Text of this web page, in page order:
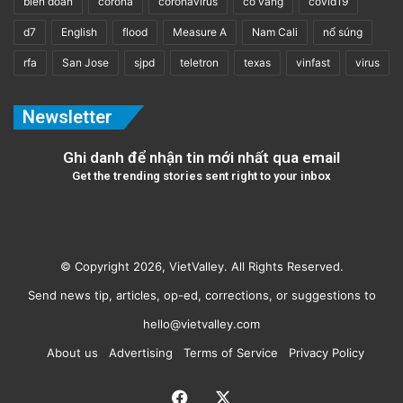
d7 English flood Measure A Nam Cali nổ súng
rfa San Jose sjpd teletron texas vinfast virus
Newsletter
Ghi danh để nhận tin mới nhất qua email
Get the trending stories sent right to your inbox
© Copyright 2026, VietValley. All Rights Reserved.
Send news tip, articles, op-ed, corrections, or suggestions to
hello@vietvalley.com
About us
Advertising Terms of Service Privacy Policy
Facebook